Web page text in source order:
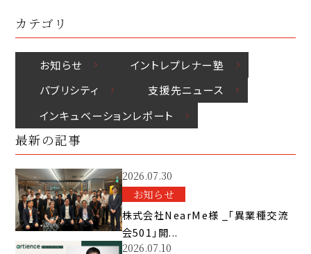
k o
k
n
Li
n
k
o
o
k
I
n
カテゴリ
お知らせ
イントレプレナー塾
パブリシティ
⽀援先ニュース
インキュベーションレポート
最新の記事
2026.07.30
お知らせ
株式会社NearMe様 _「異業種交流
会501」開...
2026.07.10